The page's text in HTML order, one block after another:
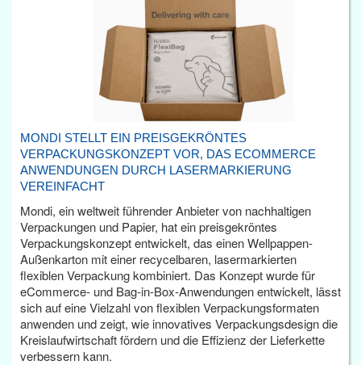
MONDI STELLT EIN PREISGEKRÖNTES
VERPACKUNGSKONZEPT VOR, DAS ECOMMERCE
ANWENDUNGEN DURCH LASERMARKIERUNG
VEREINFACHT
Mondi, ein weltweit führender Anbieter von nachhaltigen
Verpackungen und Papier, hat ein preisgekröntes
Verpackungskonzept entwickelt, das einen Wellpappen-
Außenkarton mit einer recycelbaren, lasermarkierten
flexiblen Verpackung kombiniert. Das Konzept wurde für
eCommerce- und Bag-in-Box-Anwendungen entwickelt, lässt
sich auf eine Vielzahl von flexiblen Verpackungsformaten
anwenden und zeigt, wie innovatives Verpackungsdesign die
Kreislaufwirtschaft fördern und die Effizienz der Lieferkette
verbessern kann.